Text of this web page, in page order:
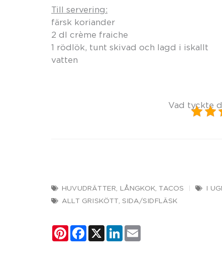
Till servering:
färsk koriander
2 dl crème fraiche
1 rödlök, tunt skivad och lagd i iskallt
vatten
Vad tyckte
HUVUDRÄTTER LÅNGKOK ,TACOS I
ALLT GRISKÖTT
SIDA/SIDFLÄSK
PinterestFacebook
X LinkedIn